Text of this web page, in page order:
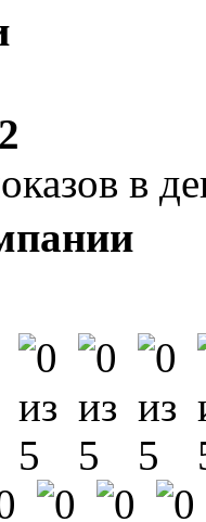
2
в